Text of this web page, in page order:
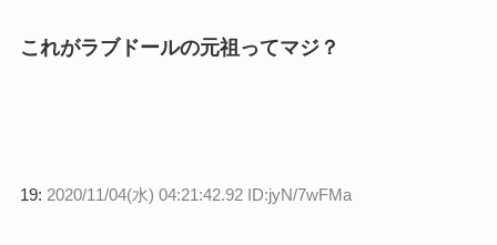
これがラブドールの元祖ってマジ？
19: 2020/11/04(水) 04:21:42.92 ID:jyN/7wFMa